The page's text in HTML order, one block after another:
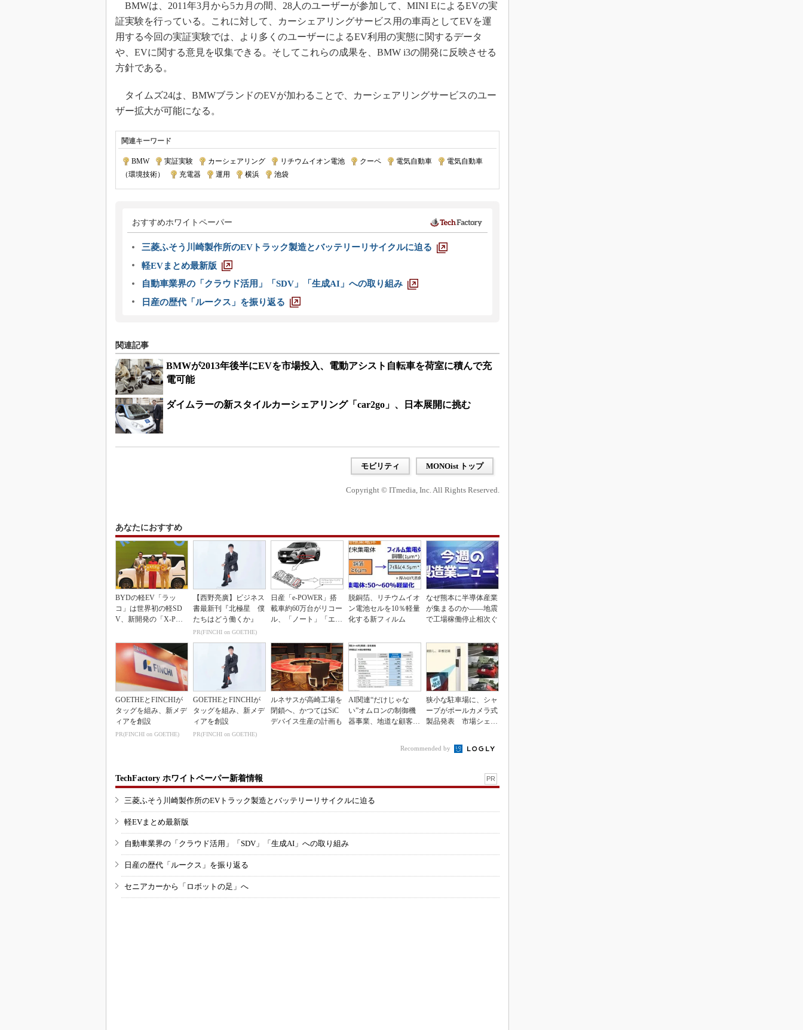
BMWは、2011年3月から5カ月の間、28人のユーザーが参加して、MINI EによるEVの実
証実験を行っている。これに対して、カーシェアリングサービス用の車両としてEVを運
用する今回の実証実験では、より多くのユーザーによるEV利用の実態に関するデータ
や、EVに関する意見を収集できる。そしてこれらの成果を、BMW i3の開発に反映させる
方針である。
タイムズ24は、BMWブランドのEVが加わることで、カーシェアリングサービスのユー
ザー拡大が可能になる。
関連キーワード
BMW| 実証実験 カーシェアリング リチウムイオン電池 クーペ 電気自動車
電気自動車
（環境技術）
充電器 運用 横浜 池袋
おすすめホワイトペーパー
三菱ふそう川崎製作所のEVトラック製造とバッテリーリサイクルに迫る
軽EVまとめ最新版
自動車業界の「クラウド活用」「SDV」「生成AI」への取り組み
日産の歴代「ルークス」を振り返る
関連記事
BMWが2013年後半にEVを市場投入、電動アシスト自転車を荷室に積んで充
電可能
ダイムラーの新スタイルカーシェアリング「car2go」、日本展開に挑む
モビリティ MONOist トップ
Copyright © ITmedia, Inc. All Rights Reserved.
あなたにおすすめ
BYDの軽EV「ラッ
コ」は世界初の軽SD
V、新開発の「X-PAC
【西野亮廣】ビジネス
書最新刊『北極星 僕
たちはどう働くか』
PR(FINCHI on GOETHE)
日産「e-POWER」搭
載車約60万台がリコー
ル、「ノート」「エク
脱銅箔、リチウムイオ
ン電池セルを10％軽量
化する新フィルム
なぜ熊本に半導体産業
が集まるのか――地震
で工場稼働停止相次ぐ
GOETHEとFINCHIが
タッグを組み、新メデ
ィアを創設
PR(FINCHI on GOETHE)
GOETHEとFINCHIが
タッグを組み、新メデ
ィアを創設
PR(FINCHI on GOETHE)
ルネサスが高崎工場を
閉鎖へ、かつてはSiC
デバイス生産の計画も
AI関連“だけじゃな
い”オムロンの制御機
器事業、地道な顧客基
狭小な駐車場に、シャ
ープがポールカメラ式
製品発表 市場シェア
Recommended by
TechFactory ホワイトペーパー新着情報 PR
三菱ふそう川崎製作所のEVトラック製造とバッテリーリサイクルに迫る
軽EVまとめ最新版
自動車業界の「クラウド活用」「SDV」「生成AI」への取り組み
日産の歴代「ルークス」を振り返る
セニアカーから「ロボットの足」へ